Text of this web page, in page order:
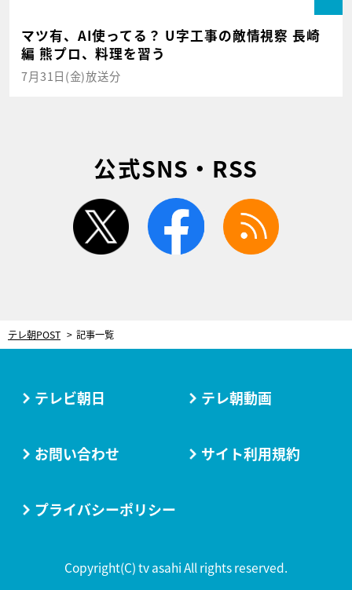
マツ有、AI使ってる？ U字工事の敵情視察 長崎
編 熊プロ、料理を習う
7月31日(金)放送分
公式SNS・RSS
twitter facebook
テレ朝POST 記事一覧
テレビ朝日 テレ朝動画
お問い合わせ サイト利用規約
プライバシーポリシー
Copyright(C) tv asahi All rights reserved.